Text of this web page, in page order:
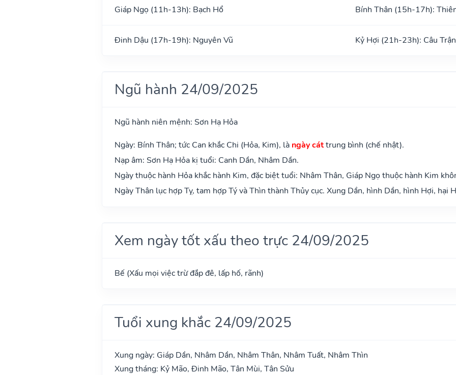
Giáp Ngọ (11h-13h): Bạch Hổ Bính Thân (15h-17h):
Đinh Dậu (17h-19h): Nguyên Vũ Kỷ Hợi (21h-23h): Câu Trận
Ngũ hành 24/09/2025
Ngũ hành niên mệnh: Sơn Hạ Hỏa
Ngày: Bính Thân; tức Can khắc Chi (Hỏa, Kim), là ngày cáttrung bình (chế nhật).
Nạp âm: Sơn Hạ Hỏa kị tuổi: Canh Dần, Nhâm Dần.
Ngày thuộc hành Hỏa khắc hành Kim, đặc biệt tuổi: Nhâm Thân, Giáp Ngọ thuộc hành Kim
Ngày Thân lục hợp Tỵ, tam hợp Tý và Thìn thành Thủy cục. Xung Dần, hình Dần, hình Hợi, hại
Xem ngày tốt xấu theo trực 24/09/2025
Bế (Xấu mọi việc trừ đắp đê, lấp hố, rãnh)
Tuổi xung khắc 24/09/2025
Xung ngày: Giáp Dần, Nhâm Dần, Nhâm Thân, Nhâm Tuất, Nhâm Thìn
Xung tháng: Kỷ Mão, Đinh Mão, Tân Mùi, Tân Sửu